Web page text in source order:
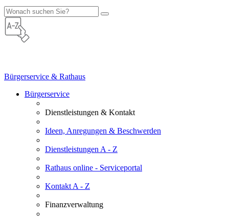
Bürgerservice & Rathaus
Bürgerservice
Dienstleistungen & Kontakt
Ideen, Anregungen & Beschwerden
Dienstleistungen A - Z
Rathaus online - Serviceportal
Kontakt A - Z
Finanzverwaltung